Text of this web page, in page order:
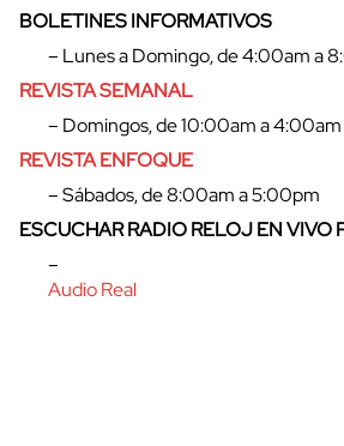
BOLETINES INFORMATIVOS
– Lunes a Domingo, de 4:00am a
REVISTA SEMANAL
– Domingos, de 10:00am a 4:00am
REVISTA ENFOQUE
– Sábados, de 8:00am a 5:00pm
ESCUCHAR RADIO RELOJ EN VIVO
–
Audio Real